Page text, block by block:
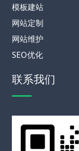
模板建站
网站定制
网站维护
SEO优化
联系我们